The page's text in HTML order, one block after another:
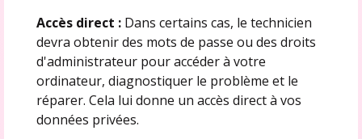
Accès direct : Dans certains cas, le technicien
devra obtenir des mots de passe ou des droits
d'administrateur pour accéder à votre
ordinateur, diagnostiquer le problème et le
réparer. Cela lui donne un accès direct à vos
données privées.